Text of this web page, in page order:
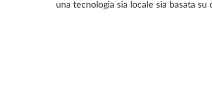
una tecnologia sia locale sia basata